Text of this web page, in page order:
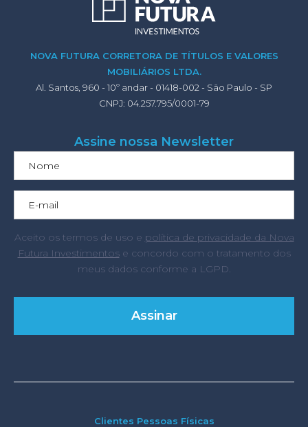
NOVA FUTURA CORRETORA DE TÍTULOS E VALORES
MOBILIÁRIOS LTDA.
Al. Santos, 960 - 10º andar - 01418-002 - São Paulo - SP
CNPJ: 04.257.795/0001-79
Assine nossa Newsletter
Aceito os termos de uso e política de privacidade da Nova
Futura Investimentose concordo com o tratamento dos
meus dados conforme a LGPD.
Clientes Pessoas Físicas